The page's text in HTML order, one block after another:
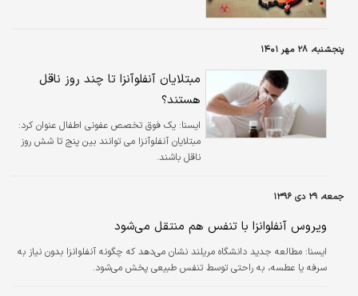
پنجشنبه، ۲۸ مهر ۱۴۰۱
مبتلایان آنفلوآنزا تا چند روز ناقل
هستند؟
ايسنا: یک فوق تخصص عفونی اطفال عنوان کرد:
مبتلایان آنفلوآنزا می توانند بین پنج تا شش روز
ناقل باشند.
جمعه، ۲۹ دی ۱۳۹۶
ویروس آنفلوانزا با تنفس هم منتقل می‌شود
ايسنا: مطالعه جدید دانشگاه مریلند نشان می‌دهد که چگونه آنفلوانزا بدون نیاز به
سرفه یا عطسه، به راحتی توسط تنفس طبیعی پخش می‌شود.